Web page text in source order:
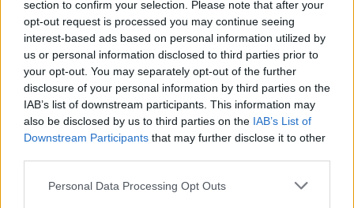
section to confirm your selection. Please note that after your
opt-out request is processed you may continue seeing
interest-based ads based on personal information utilized by
us or personal information disclosed to third parties prior to
your opt-out. You may separately opt-out of the further
disclosure of your personal information by third parties on the
IAB’s list of downstream participants. This information may
also be disclosed by us to third parties on the IAB’s List of
Downstream Participants that may further disclose it to other
Personal Data Processing Opt Outs
Elfogadta a képviselőház a